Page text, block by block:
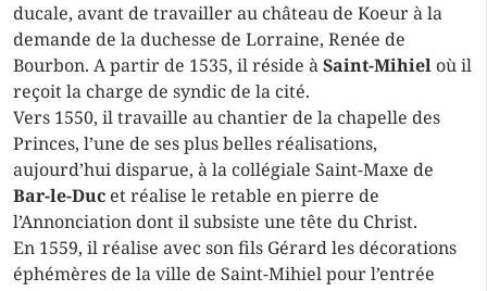
ducale, avant de travailler au château de Koeur à la
demande de la duchesse de Lorraine, Renée de
Bourbon. A partir de 1535, il réside àSaint-Mihiel où il
reçoit la charge de syndic de la cité.
Vers 1550, il travaille au chantier de la chapelle des
Princes, l’une de ses plus belles réalisations,
aujourd’hui disparue, à la collégiale Saint-Maxe de
Bar-le-Duc et réalise le retable en pierre de
l’Annonciation dont il subsiste une tête du Christ.
En 1559, il réalise avec son fils Gérard les décorations
éphémères de la ville de Saint-Mihiel pour l’entrée